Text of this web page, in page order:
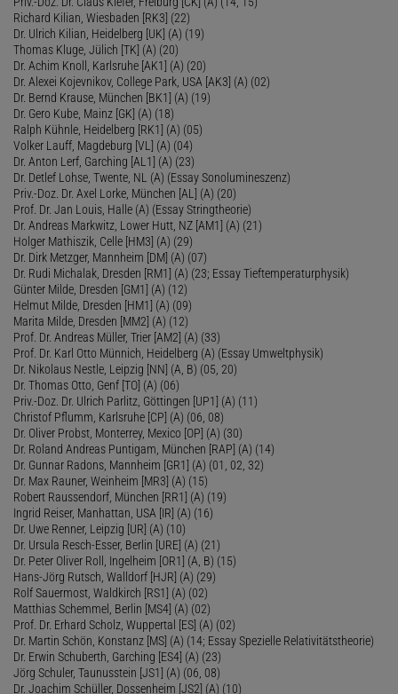
Richard Kilian, Wiesbaden [RK3] (22)
Dr. Ulrich Kilian, Heidelberg [UK] (A) (19)
Thomas Kluge, Jülich [TK] (A) (20)
Dr. Achim Knoll, Karlsruhe [AK1] (A) (20)
Dr. Alexei Kojevnikov, College Park, USA [AK3] (A) (02)
Dr. Bernd Krause, München [BK1] (A) (19)
Dr. Gero Kube, Mainz [GK] (A) (18)
Ralph Kühnle, Heidelberg [RK1] (A) (05)
Volker Lauff, Magdeburg [VL] (A) (04)
Dr. Anton Lerf, Garching [AL1] (A) (23)
Dr. Detlef Lohse, Twente, NL (A) (Essay Sonolumineszenz)
Priv.-Doz. Dr. Axel Lorke, München [AL] (A) (20)
Prof. Dr. Jan Louis, Halle (A) (Essay Stringtheorie)
Dr. Andreas Markwitz, Lower Hutt, NZ [AM1] (A) (21)
Holger Mathiszik, Celle [HM3] (A) (29)
Dr. Dirk Metzger, Mannheim [DM] (A) (07)
Dr. Rudi Michalak, Dresden [RM1] (A) (23; Essay Tieftemperaturphysik)
Günter Milde, Dresden [GM1] (A) (12)
Helmut Milde, Dresden [HM1] (A) (09)
Marita Milde, Dresden [MM2] (A) (12)
Prof. Dr. Andreas Müller, Trier [AM2] (A) (33)
Prof. Dr. Karl Otto Münnich, Heidelberg (A) (Essay Umweltphysik)
Dr. Nikolaus Nestle, Leipzig [NN] (A, B) (05, 20)
Dr. Thomas Otto, Genf [TO] (A) (06)
Priv.-Doz. Dr. Ulrich Parlitz, Göttingen [UP1] (A) (11)
Christof Pflumm, Karlsruhe [CP] (A) (06, 08)
Dr. Oliver Probst, Monterrey, Mexico [OP] (A) (30)
Dr. Roland Andreas Puntigam, München [RAP] (A) (14)
Dr. Gunnar Radons, Mannheim [GR1] (A) (01, 02, 32)
Dr. Max Rauner, Weinheim [MR3] (A) (15)
Robert Raussendorf, München [RR1] (A) (19)
Ingrid Reiser, Manhattan, USA [IR] (A) (16)
Dr. Uwe Renner, Leipzig [UR] (A) (10)
Dr. Ursula Resch-Esser, Berlin [URE] (A) (21)
Dr. Peter Oliver Roll, Ingelheim [OR1] (A, B) (15)
Hans-Jörg Rutsch, Walldorf [HJR] (A) (29)
Rolf Sauermost, Waldkirch [RS1] (A) (02)
Matthias Schemmel, Berlin [MS4] (A) (02)
Prof. Dr. Erhard Scholz, Wuppertal [ES] (A) (02)
Dr. Martin Schön, Konstanz [MS] (A) (14; Essay Spezielle Relativitätstheorie)
Dr. Erwin Schuberth, Garching [ES4] (A) (23)
Jörg Schuler, Taunusstein [JS1] (A) (06, 08)
Dr. Joachim Schüller, Dossenheim [JS2] (A) (10)